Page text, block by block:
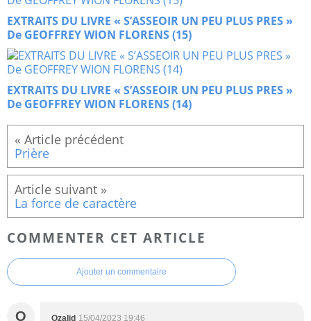
EXTRAITS DU LIVRE « S’ASSEOIR UN PEU PLUS PRES »
De GEOFFREY WION FLORENS (15)
EXTRAITS DU LIVRE « S’ASSEOIR UN PEU PLUS PRES »
De GEOFFREY WION FLORENS (14)
Prière
La force de caractère
COMMENTER CET ARTICLE
Ajouter un commentaire
O Ozalid 15/04/2023 19:46